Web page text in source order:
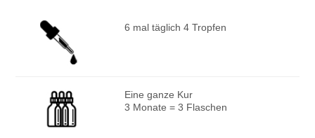
6 mal täglich 4 Tropfen
Eine ganze Kur
3 Monate = 3 Flaschen